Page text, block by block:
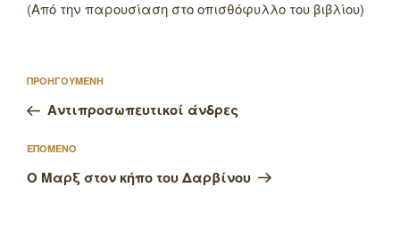
(Από την παρουσίαση στο οπισθόφυλλο του βιβλίου)
άρθρων
Προηγούμενο
άρθρο
ΠΡΟΗΓΟΥΜΕΝΗ
Αντιπροσωπευτικοί άνδρες
Επόμενο
άρθρο
ΕΠΟΜΕΝΟ
Ο Μαρξ στον κήπο του Δαρβίνου